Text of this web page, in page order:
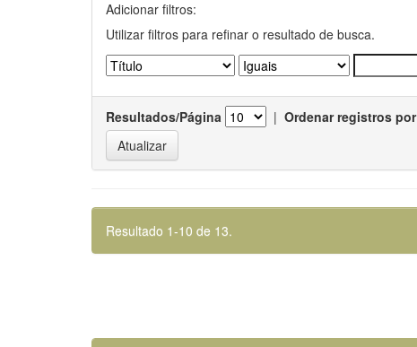
Adicionar filtros:
Utilizar filtros para refinar o resultado de busca.
Resultados/Página | Ordenar registros por
Resultado 1-10 de 13.